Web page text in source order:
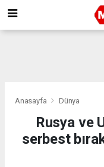
Anasayfa Dünya
Rusya ve
serbest